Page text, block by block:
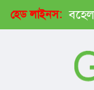
হেড লাইনস:
গ্রহণে